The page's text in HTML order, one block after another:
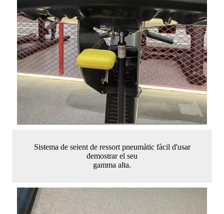
Sistema de seient de ressort pneumàtic fàcil d'usar
demostrar el seu
gamma alta.